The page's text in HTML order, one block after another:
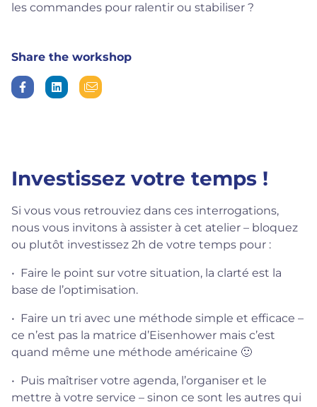
les commandes pour ralentir ou stabiliser ?
Share the workshop
Investissez votre temps !
Si vous vous retrouviez dans ces interrogations,
nous vous invitons à assister à cet atelier – bloquez
ou plutôt investissez 2h de votre temps pour :
• Faire le point sur votre situation, la clarté est la
base de l’optimisation.
• Faire un tri avec une méthode simple et efficace –
ce n’est pas la matrice d’Eisenhower mais c’est
quand même une méthode américaine 🙂
• Puis maîtriser votre agenda, l’organiser et le
mettre à votre service – sinon ce sont les autres qui